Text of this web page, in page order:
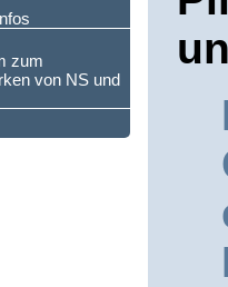
zum
von NS und